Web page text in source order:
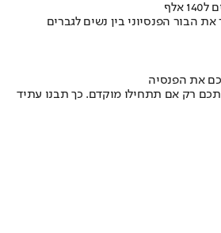
הבור הפנסיוני בין נשים לגברים
את הפנסיה
רק אם תתחילו מוקדם. כך תבנו עתיד